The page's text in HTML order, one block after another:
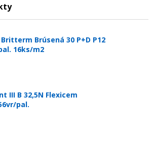
Brúsená 30 P+D P12
16ks/m2
III B 32,5N Flexicem
pal.